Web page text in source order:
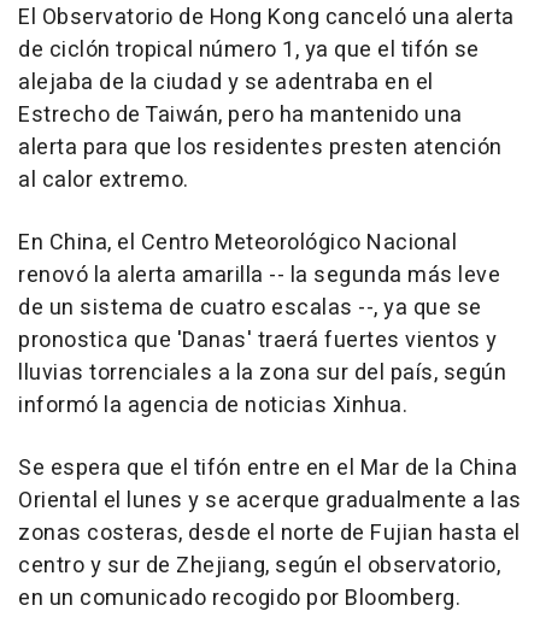
El Observatorio de Hong Kong canceló una alerta
de ciclón tropical número 1, ya que el tifón se
alejaba de la ciudad y se adentraba en el
Estrecho de Taiwán, pero ha mantenido una
alerta para que los residentes presten atención
al calor extremo.
En China, el Centro Meteorológico Nacional
renovó la alerta amarilla -- la segunda más leve
de un sistema de cuatro escalas --, ya que se
pronostica que 'Danas' traerá fuertes vientos y
lluvias torrenciales a la zona sur del país, según
informó la agencia de noticias Xinhua.
Se espera que el tifón entre en el Mar de la China
Oriental el lunes y se acerque gradualmente a las
zonas costeras, desde el norte de Fujian hasta el
centro y sur de Zhejiang, según el observatorio,
en un comunicado recogido por Bloomberg.